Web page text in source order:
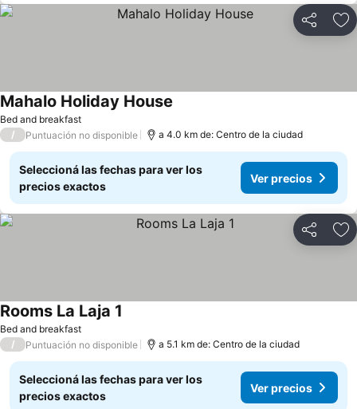
Compartir
Bed and breakfast
Mahalo Holiday House
/ Puntuación no disponible a 4.0 km de: Centro de la ciudad
Seleccioná las fechas para ver los
precios exactos
Ver precios
Compartir
Bed and breakfast
Rooms La Laja 1
/ Puntuación no disponible a 5.1 km de: Centro de la ciudad
Seleccioná las fechas para ver los
precios exactos
Ver precios